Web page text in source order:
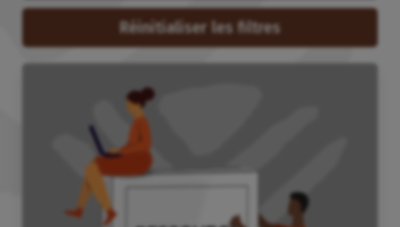
Réinitialiser les filtres